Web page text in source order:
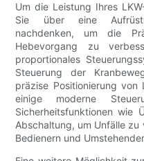
Um die Leistung Ihres
Sie über eine
nachdenken, um die
Hebevorgang zu
proportionales
Steuerung der
präzise Positionierung von
einige moderne
Sicherheitsfunktionen wie
Abschaltung, um Unfälle
Bedienern und